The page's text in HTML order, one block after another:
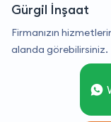
Gürgil İnşaat
Firmanızın
alanda görebilirsiniz.